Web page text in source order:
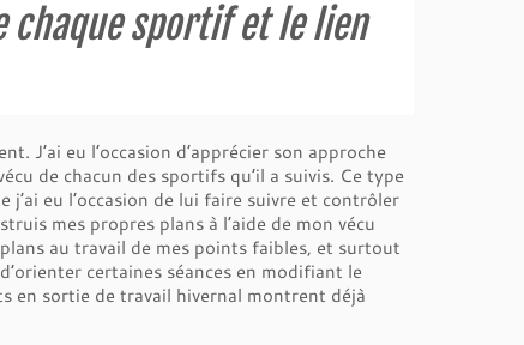
chaque sportif et le lien
J’ai eu l’occasion d’apprécier son approche
de chacun des sportifs qu’il a suivis. Ce type
j’ai eu l’occasion de lui faire suivre et contrôler
mes propres plans à l’aide de mon vécu
au travail de mes points faibles, et surtout
certaines séances en modifiant le
en sortie de travail hivernal montrent déjà